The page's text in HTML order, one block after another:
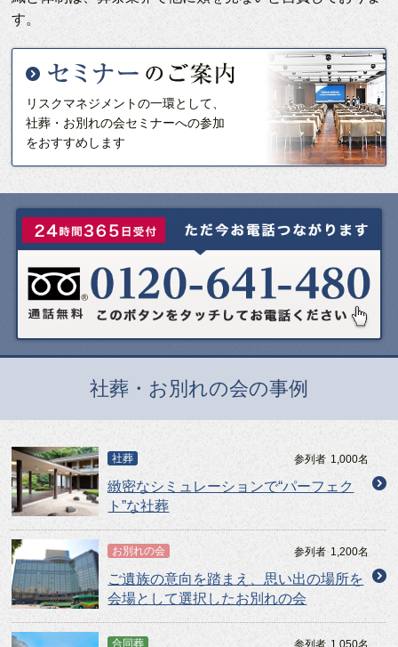
す。
リスクマネジメントの一環として、
社葬・お別れの会セミナーへの参加
をおすすめします
社葬・お別れの会の事例
社葬 参列者 1,000名
緻密なシミュレーションで“パーフェク
ト”な社葬
お別れの会 参列者 1,200名
ご遺族の意向を踏まえ、 思い出の場所を
会場として選択したお別れの会
合同葬 参列者 1,050名